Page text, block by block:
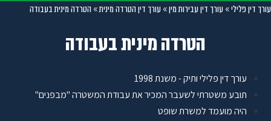
עורך דין פלילי» עורך דין עבירות מין» עורך דין הטרדה מינית» הטרדה מינית בעבודה
הטרדה מינית בעבודה
עורך דין פלילי ותיק - משנת 1998
תובע משטרתי לשעבר המכיר את עבודת המשטרה "מבפנים"
היה מועמד למשרת שופט